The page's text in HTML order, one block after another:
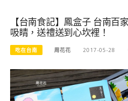
【台南食記】鳳盒子 台南百
吸睛，送禮送到心坎裡！
吃在台南 周花花 2017-05-28